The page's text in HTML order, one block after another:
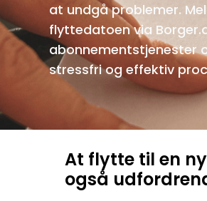
at undgå problemer.
flyttedatoen via
abonnementstjenester
stressfri og effektiv
At flytte til en
også